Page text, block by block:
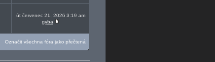
út červenec 21, 2026 3:19 am
gyba
Označit všechna fóra jako přečtená